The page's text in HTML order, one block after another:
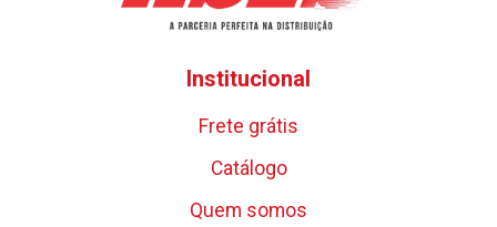
Institucional
Frete grátis
Catálogo
Quem somos